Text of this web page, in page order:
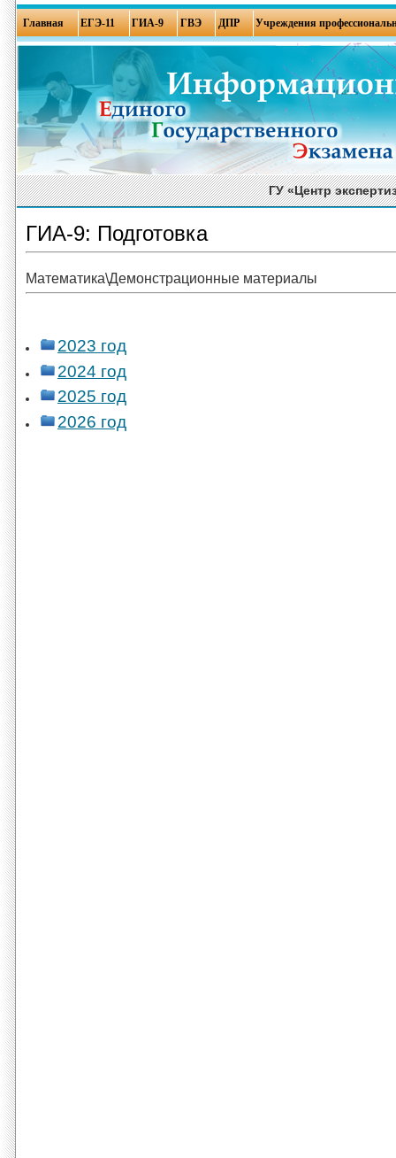
Главная ЕГЭ-11 ГИА-9 ГВЭ ДПР Учреждения
ГУ «Центр
ГИА-9: Подготовка
Математика\Демонстрационные материалы
2023 год
2024 год
2025 год
2026 год